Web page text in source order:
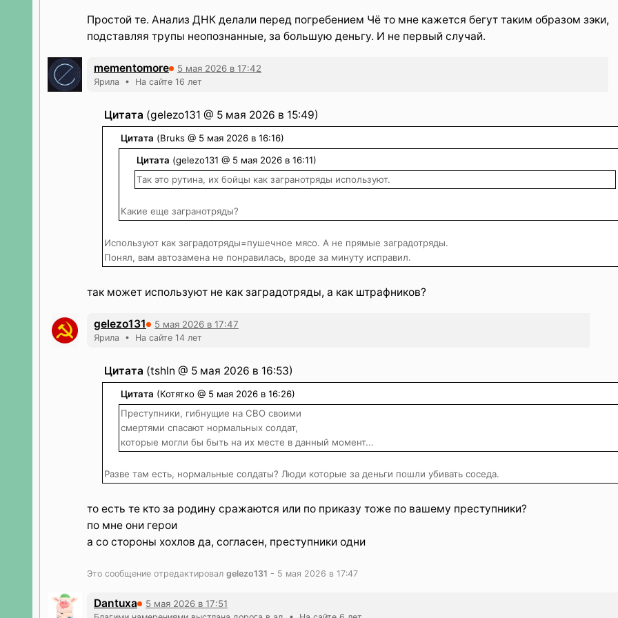
Простой те. Анализ ДНК делали перед погребением Чё то мне кажется бегут таким образом зэки,
подставляя трупы неопознанные, за большую деньгу. И не первый случай.
mementomore 5 мая 2026 в 17:42
Ярила • На сайте 16 лет
Цитата (gelezo131 @ 5 мая 2026 в 15:49)
Цитата (Bruks @ 5 мая 2026 в 16:16)
Цитата (gelezo131 @ 5 мая 2026 в 16:11)
Так это рутина, их бойцы как загранотряды используют.
Какие еще загранотряды?
Используют как заградотряды=пушечное мясо. А не прямые заградотряды.
Понял, вам автозамена не понравилась, вроде за минуту исправил.
так может используют не как заградотряды, а как штрафников?
gelezo131 5 мая 2026 в 17:47
Ярила • На сайте 14 лет
Цитата (tshln @ 5 мая 2026 в 16:53)
Цитата (Котятко @ 5 мая 2026 в 16:26)
Преступники, гибнущие на СВО своими
смертями спасают нормальных солдат,
которые могли бы быть на их месте в данный момент...
Разве там есть, нормальные солдаты? Люди которые за деньги пошли убивать соседа.
то есть те кто за родину сражаются или по приказу тоже по вашему преступники?
по мне они герои
а со стороны хохлов да, согласен, преступники одни
Это сообщение отредактировал gelezo131 - 5 мая 2026 в 17:47
Dantuxa 5 мая 2026 в 17:51